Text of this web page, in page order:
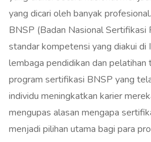
yang dicari oleh banyak
BNSP (Badan Nasional Sertifikasi
standar kompetensi yang diakui di
lembaga pendidikan dan pelatihan
program sertifikasi BNSP yang
individu meningkatkan karier
mengupas alasan mengapa
menjadi pilihan utama bagi para